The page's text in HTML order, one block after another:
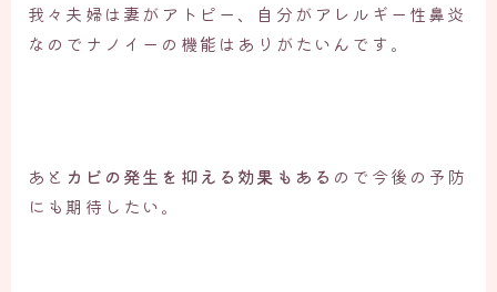
我々夫婦は妻がアトピー、自分がアレルギー性鼻炎
なのでナノイーの機能はありがたいんです。
あと カビの発生を抑える効果もある ので今後の予防
にも期待したい。